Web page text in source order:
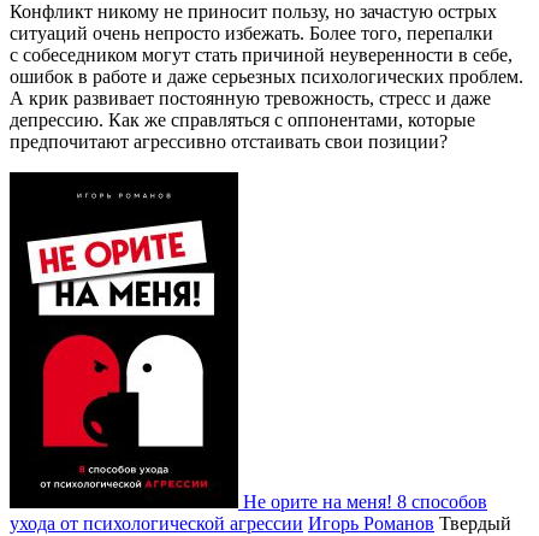
Конфликт никому не приносит пользу, но зачастую острых
ситуаций очень непросто избежать. Более того, перепалки
с собеседником могут стать причиной неуверенности в себе,
ошибок в работе и даже серьезных психологических проблем.
А крик развивает постоянную тревожность, стресс и даже
депрессию. Как же справляться с оппонентами, которые
предпочитают агрессивно отстаивать свои позиции?
Не орите на меня! 8 способов
ухода от психологической агрессии Игорь Романов Твердый